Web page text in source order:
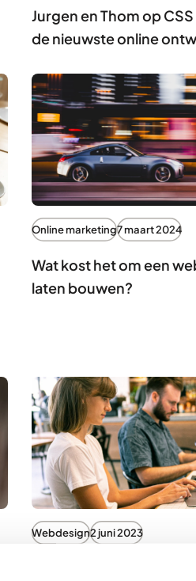
Jurgen en Thom op
de nieuwste online
Online marketing7 maart 2024
Wat kost het om een
laten bouwen?
Webdesign2 juni 2023